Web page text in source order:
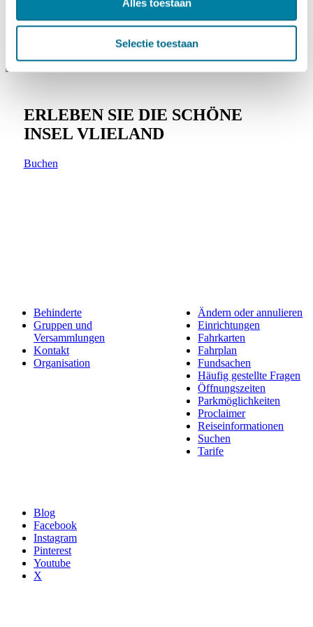
Alles toestaan
Selectie toestaan
Ost-Vlieland. Aus dem Hafen gehen Sie durch die Dorfstraße und
finden dort ungefähr auf halbem Wege die Touristinformation zur
linken Hand.
ERLEBEN SIE DIE SCHÖNE
INSEL VLIELAND
Buchen
Behinderte
Gruppen und
Versammlungen
Kontakt
Organisation
Ändern oder annulieren
Einrichtungen
Fahrkarten
Fahrplan
Fundsachen
Häufig gestellte Fragen
Öffnungszeiten
Parkmöglichkeiten
Proclaimer
Reiseinformationen
Suchen
Tarife
Blog
Facebook
Instagram
Pinterest
Youtube
X